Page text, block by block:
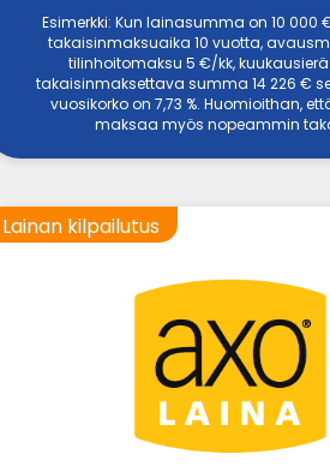
Esimerkki: Kun lainasumma on 10 000
takaisinmaksuaika 10 vuotta,
tilinhoitomaksu 5 €/kk, kuukausierä
takaisinmaksettava summa 14 226 €
vuosikorko on 7,73 %. Huomioithan,
maksaa myös nopeammin
Lainan kilpailutus